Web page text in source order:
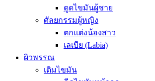
ดูดไขมันผู้ชาย
ศัลยกรรมผู้หญิง
ตกแต่งน้องสาว
เลเบีย (Labia)
ผิวพรรณ
เติมไขมัน